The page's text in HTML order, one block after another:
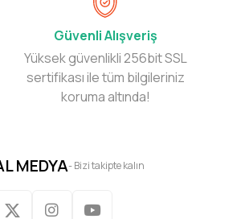
Güvenli Alışveriş
Yüksek güvenlikli 256bit SSL
sertifikası ile tüm bilgileriniz
koruma altında!
MEDYA- Bizi takipte kalın